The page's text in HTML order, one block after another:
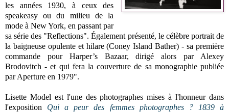
les années 1930, à ceux des
speakeasy ou du milieu de la
mode à New York, en passant par
sa série des "Reflections". Également présenté, le célèbre portrait de
la baigneuse opulente et hilare (Coney Island Bather) - sa première
commande pour Harper’s Bazaar, dirigé alors par Alexey
Brodovitch - et qui fera la couverture de sa monographie publiée
par Aperture en 1979".
Lisette Model est l'une des photographes mises à l'honneur dans
l'exposition Qui a peur des femmes photographes ? 1839 à